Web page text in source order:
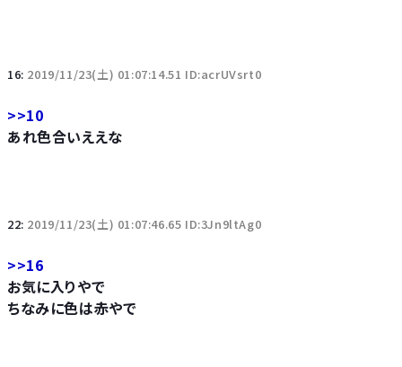
16: 2019/11/23(土) 01:07:14.51 ID:acrUVsrt0
>>10
あれ色合いええな
22: 2019/11/23(土) 01:07:46.65 ID:3Jn9ltAg0
>>16
お気に入りやで
ちなみに色は赤やで